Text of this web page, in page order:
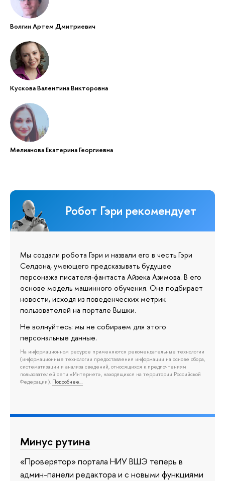
Волгин Артем Дмитриевич
Кускова Валентина Викторовна
Мелианова Екатерина Георгиевна
Робот Гэри рекомендует
Мы создали робота Гэри и назвали его в честь Гэри
Селдона, умеющего предсказывать будущее
персонажа писателя-фантаста Айзека Азимова. В его
основе модель машинного обучения. Она подбирает
новости, исходя из поведенческих метрик
пользователей на портале Вышки.
Не волнуйтесь: мы не собираем для этого
персональные данные.
На информационном ресурсе применяются рекомендательные технологии
(информационные технологии предоставления информации на основе сбора,
систематизации и анализа сведений, относящихся к предпочтениям
пользователей сети «Интернет», находящихся на территории Российской
Федерации). Подробнее…
Минус рутина
«Проверятор» портала НИУ ВШЭ теперь в
админ-панели редактора и с новыми функциями